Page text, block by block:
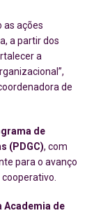
as ações
a partir dos
a
de
de
(PDGC), com
para o avanço
Academia de